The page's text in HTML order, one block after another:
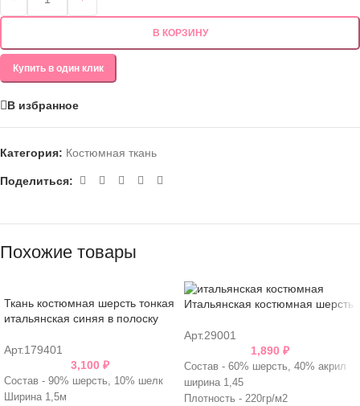
В КОРЗИНУ
Купить в один клик
В избранное
Категория: Костюмная ткань
Поделиться:
Похожие товары
Ткань костюмная шерсть тонкая
итальянская синяя в полоску
Арт.179401
3,100 ₽
Состав - 90% шерсть, 10% шелк
Ширина 1,5м
Итальянская костюмная шерсть
Арт.29001
1,890 ₽
Состав - 60% шерсть, 40% акрил
ширина 1,45
Плотность - 220гр/м2